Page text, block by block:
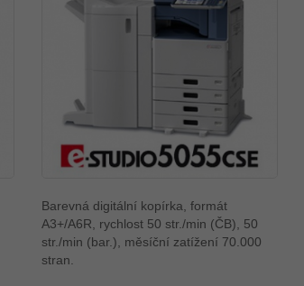
Barevná digitální kopírka, formát
A3+/A6R, rychlost 50 str./min (ČB), 50
str./min (bar.), měsíční zatížení 70.000
stran.